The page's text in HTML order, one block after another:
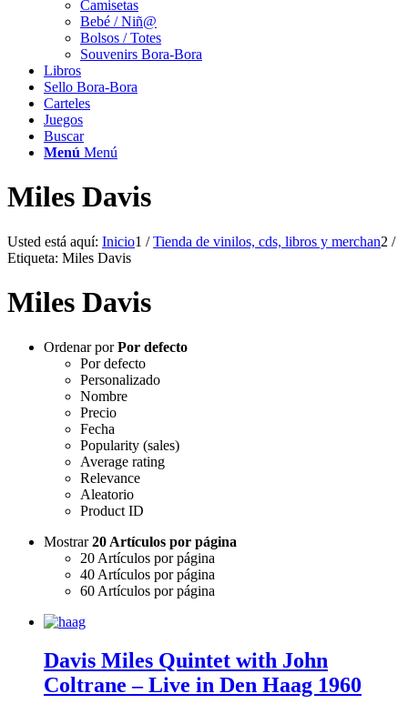
Camisetas
Bebé / Niñ@
Bolsos / Totes
Souvenirs Bora-Bora
Libros
Sello Bora-Bora
Carteles
Juegos
Buscar
Menú Menú
Miles Davis
Usted está aquí: Inicio1 / Tienda de vinilos, cds, libros y merchan2 /
Etiqueta: Miles Davis
Miles Davis
Ordenar porPor defecto
Por defecto
Personalizado
Nombre
Precio
Fecha
Popularity (sales)
Average rating
Relevance
Aleatorio
Product ID
Mostrar20 Artículos por página
20 Artículos por página
40 Artículos por página
60 Artículos por página
Davis Miles Quintet with John
Coltrane – Live in Den Haag 1960